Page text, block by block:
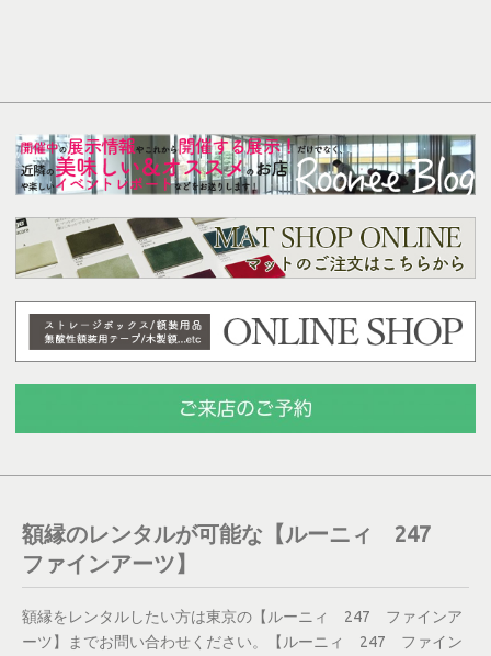
額縁のレンタルが可能な【ルーニィ 247
ファインアーツ】
額縁をレンタルしたい方は東京の【ルーニィ 247 ファインア
ーツ】までお問い合わせください。【ルーニィ 247 ファイン